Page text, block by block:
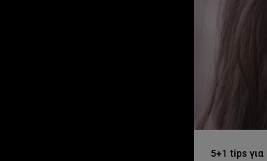
5+1 tips για